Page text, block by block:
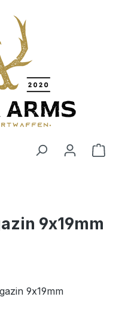
9x19mm